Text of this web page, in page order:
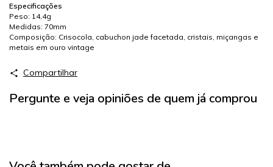
Especificações
Peso: 14,4g
Medidas: 70mm
Composição: Crisocola, cabuchon jade facetada, cristais, miçangas e
metais em ouro vintage
Compartilhar
Pergunte e veja opiniões de quem já comprou